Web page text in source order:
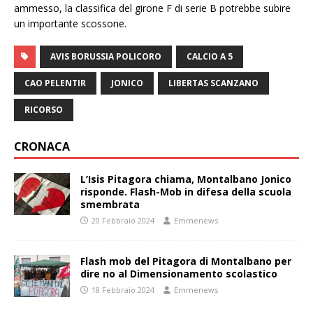
ammesso, la classifica del girone F di serie B potrebbe subire
un importante scossone.
AVIS BORUSSIA POLICORO CALCIO A 5
CAO PELENTIR JONICO LIBERTAS SCANZANO
RICORSO
CRONACA
L’Isis Pitagora chiama, Montalbano Jonico
risponde. Flash-Mob in difesa della scuola
smembrata
20 Febbraio 2024 Emmenews
Flash mob del Pitagora di Montalbano per
dire no al Dimensionamento scolastico
18 Febbraio 2024 Emmenews